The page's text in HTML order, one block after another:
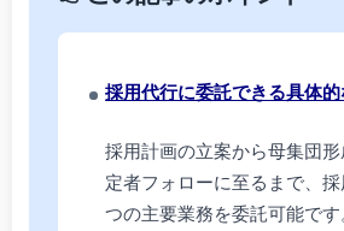
採用代行に委託できる具体
採用計画の立案から母集団
定者フォローに至るまで、
つの主要業務を委託可能です